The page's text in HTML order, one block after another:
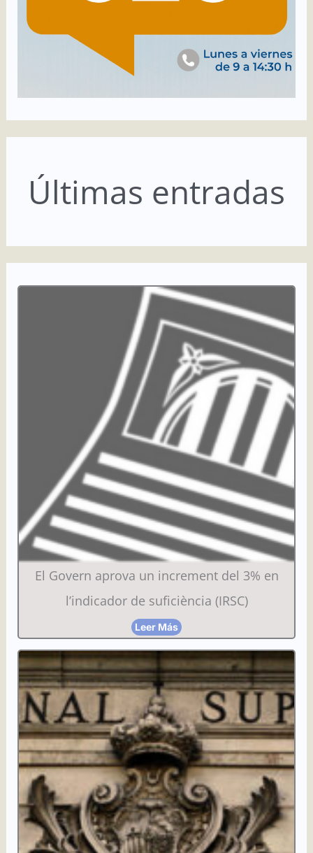
Últimas entradas
El Govern aprova un increment del 3% en
l’indicador de suficiència (IRSC)
Leer Más